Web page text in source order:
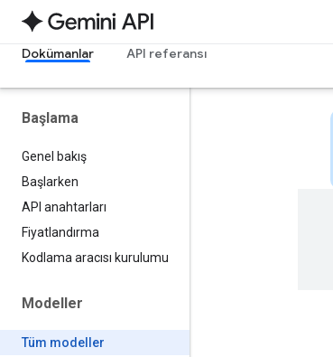
Dokümanlar API referansı
Başlama
Genel bakış
Başlarken
API anahtarları
Fiyatlandırma
Kodlama aracısı kurulumu
Modeller
Tüm modeller